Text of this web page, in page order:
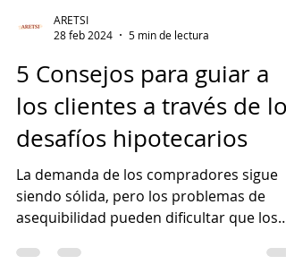
28 feb 2024
5 min de lectura
5 Consejos para guiar a
los clientes a través de los
desafíos hipotecarios
La demanda de los compradores sigue
asequibilidad pueden dificultar que los